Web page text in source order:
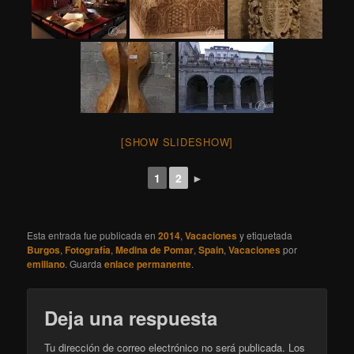
[SHOW SLIDESHOW]
1 2 ►
Esta entrada fue publicada en2014,Vacaciones y etiquetada
Burgos, Fotografía,Medina de Pomar,Spain,Vacaciones por
emiliano. Guardaenlace permanente.
Deja una respuesta
Tu dirección de correo electrónico no será publicada. Los